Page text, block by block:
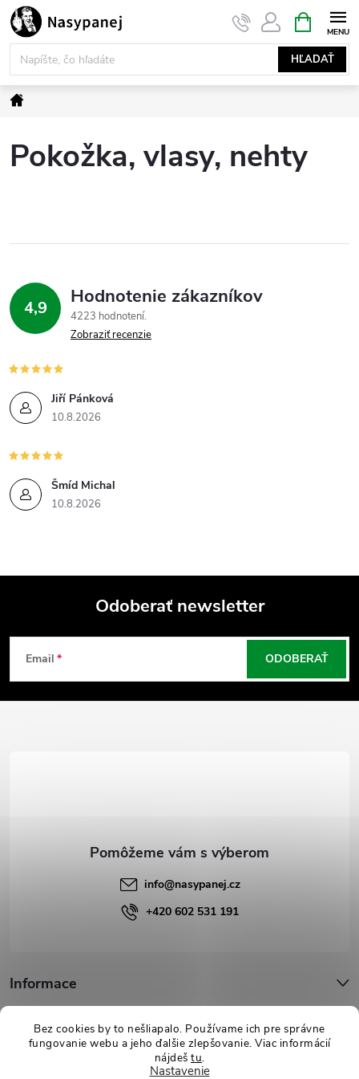
Bez cookies by to nešliapalo. Používame ich pre správne
fungovanie webu a jeho ďalšie zlepšovanie. Viac informácií
nájdeš tu.
Nastavenie
Prejsť
na
obsah
HĽADAŤ
KOŠÍK
Domov
Pokožka, vlasy, nehty
4,9 Hodnotenie zákazníkov
4223 hodnotení
Zobraziť recenzie
Jiří Pánková
10.8.2026
Šmíd Michal
10.8.2026
Z
á
Odoberať newsletter
Email ODOBERAŤ
Informace
Podpora
info@nasypanej.cz
+420 602 531 191